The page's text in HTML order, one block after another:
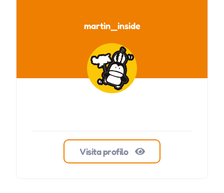
martin_inside
Visita profilo